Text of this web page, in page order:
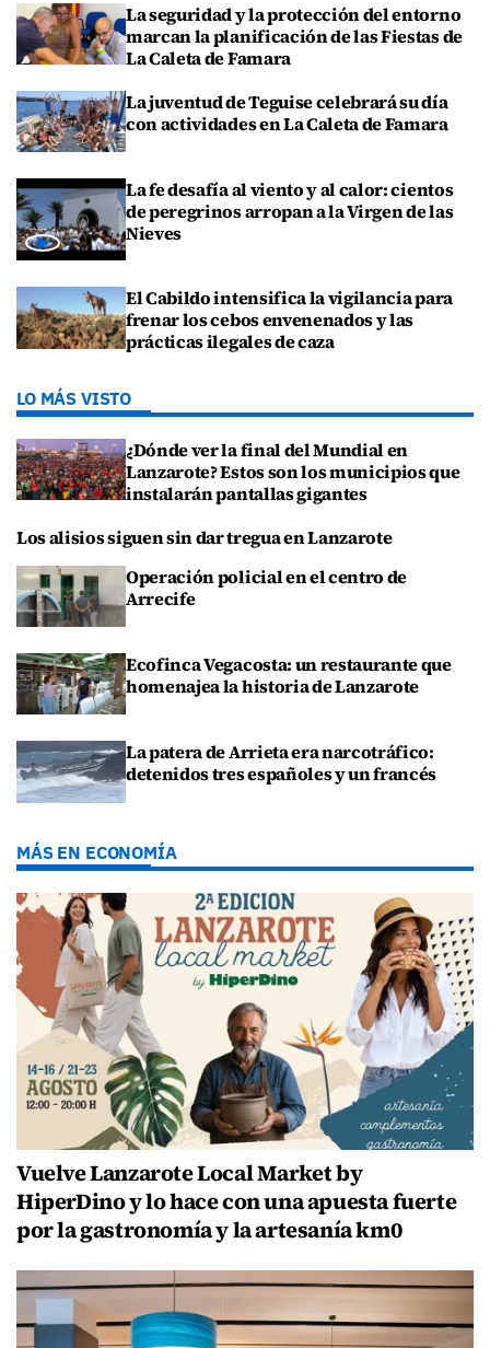
La seguridad y la protección del entorno
marcan la planificación de las Fiestas de
La Caleta de Famara
La juventud de Teguise celebrará su día
con actividades en La Caleta de Famara
La fe desafía al viento y al calor: cientos
de peregrinos arropan a la Virgen de las
Nieves
El Cabildo intensifica la vigilancia para
frenar los cebos envenenados y las
prácticas ilegales de caza
LO MÁS VISTO
¿Dónde ver la final del Mundial en
Lanzarote? Estos son los municipios que
instalarán pantallas gigantes
Los alisios siguen sin dar tregua en Lanzarote
Operación policial en el centro de
Arrecife
Ecofinca Vegacosta: un restaurante que
homenajea la historia de Lanzarote
La patera de Arrieta era narcotráfico:
detenidos tres españoles y un francés
MÁS EN ECONOMÍA
Vuelve Lanzarote Local Market by
HiperDino y lo hace con una apuesta fuerte
por la gastronomía y la artesanía km0